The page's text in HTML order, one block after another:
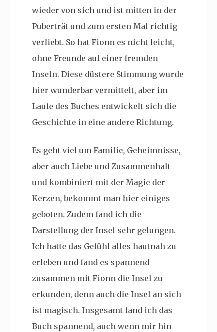
wieder von sich und ist mitten in der
Puberträt und zum ersten Mal richtig
verliebt. So hat Fionn es nicht leicht,
ohne Freunde auf einer fremden
Inseln. Diese düstere Stimmung wurde
hier wunderbar vermittelt, aber im
Laufe des Buches entwickelt sich die
Geschichte in eine andere Richtung.
Es geht viel um Familie, Geheimnisse,
aber auch Liebe und Zusammenhalt
und kombiniert mit der Magie der
Kerzen, bekommt man hier einiges
geboten. Zudem fand ich die
Darstellung der Insel sehr gelungen.
Ich hatte das Gefühl alles hautnah zu
erleben und fand es spannend
zusammen mit Fionn die Insel zu
erkunden, denn auch die Insel an sich
ist magisch. Insgesamt fand ich das
Buch spannend, auch wenn mir hin